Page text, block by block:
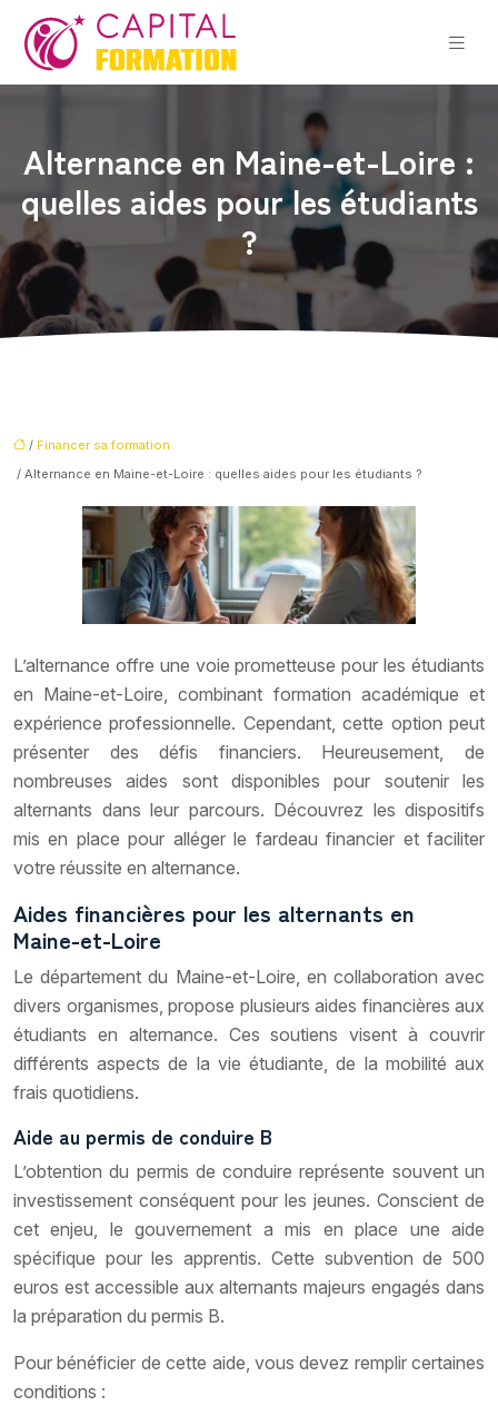
Alternance en Maine-et-Loire :
quelles aides pour les étudiants
?
/ Financer sa formation
/ Alternance en Maine-et-Loire : quelles aides pour les étudiants ?
L’alternance offre une voie prometteuse pour les étudiants
en Maine-et-Loire, combinant formation académique et
expérience professionnelle. Cependant, cette option peut
présenter des défis financiers. Heureusement, de
nombreuses aides sont disponibles pour soutenir les
alternants dans leur parcours. Découvrez les dispositifs
mis en place pour alléger le fardeau financier et faciliter
votre réussite en alternance.
Aides financières pour les alternants en
Maine-et-Loire
Le département du Maine-et-Loire, en collaboration avec
divers organismes, propose plusieurs aides financières aux
étudiants en alternance. Ces soutiens visent à couvrir
différents aspects de la vie étudiante, de la mobilité aux
frais quotidiens.
Aide au permis de conduire B
L’obtention du permis de conduire représente souvent un
investissement conséquent pour les jeunes. Conscient de
cet enjeu, le gouvernement a mis en place une aide
spécifique pour les apprentis. Cette subvention de 500
euros est accessible aux alternants majeurs engagés dans
la préparation du permis B.
Pour bénéficier de cette aide, vous devez remplir certaines
conditions :